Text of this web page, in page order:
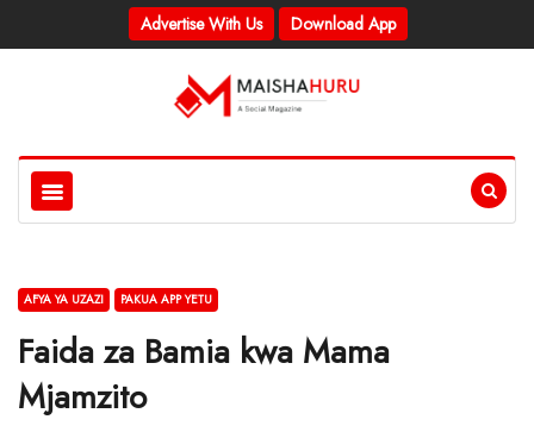
Advertise With Us Download App
AFYA YA UZAZI PAKUA APP YETU
Faida za Bamia kwa Mama
Mjamzito